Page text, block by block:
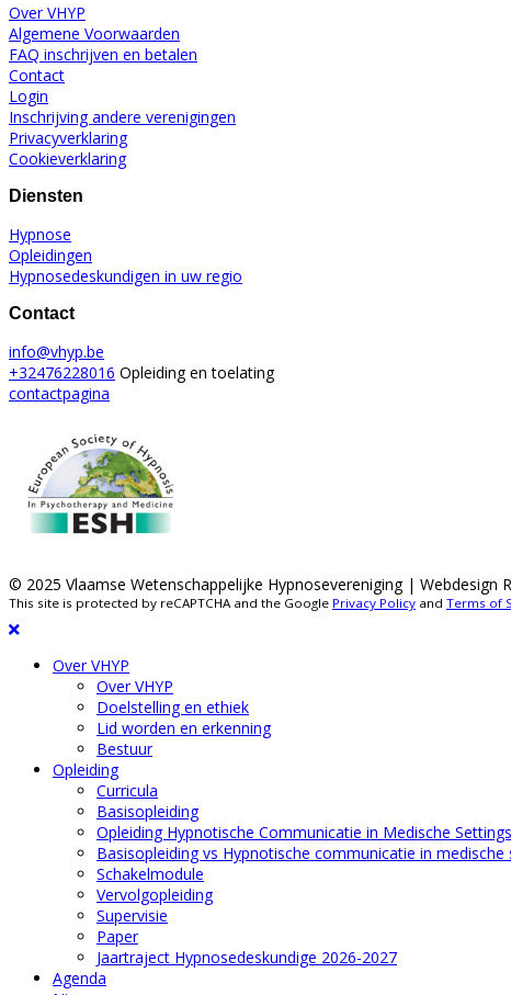
Over VHYP
Algemene Voorwaarden
FAQ inschrijven en betalen
Contact
Login
Inschrijving andere verenigingen
Privacyverklaring
Cookieverklaring
Diensten
Hypnose
Opleidingen
Hypnosedeskundigen in uw regio
Contact
info@vhyp.be
+32476228016 Opleiding en toelating
contactpagina
© 2025 Vlaamse Wetenschappelijke Hypnosevereniging | Webdesign
This site is protected by reCAPTCHA and the Google Privacy Policy and Terms of
Over VHYP
Over VHYP
Doelstelling en ethiek
Lid worden en erkenning
Bestuur
Opleiding
Curricula
Basisopleiding
Opleiding Hypnotische Communicatie in Medische Settings
Basisopleiding vs Hypnotische communicatie in medische
Schakelmodule
Vervolgopleiding
Supervisie
Paper
Jaartraject Hypnosedeskundige 2026-2027
Agenda